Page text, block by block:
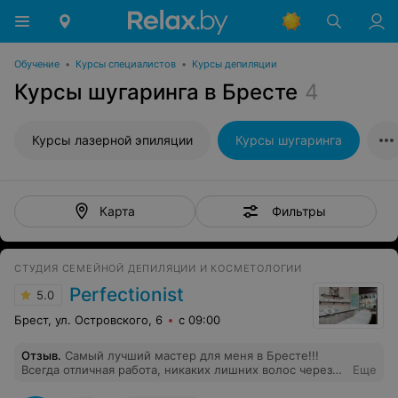
Обучение • Курсы специалистов • Курсы депиляции
Курсы шугаринга в Бресте 4
Курсы лазерной эпиляции Курсы шугаринга
Карта Фильтры
СТУДИЯ СЕМЕЙНОЙ ДЕПИЛЯЦИИ И КОСМЕТОЛОГИИ
5.0 Perfectionist
Брест, ул. Островского, 6 с 09:00
Отзыв. Самый лучший мастер для меня в Бресте!!!
Всегда отличная работа, никаких лишних волос через
Еще